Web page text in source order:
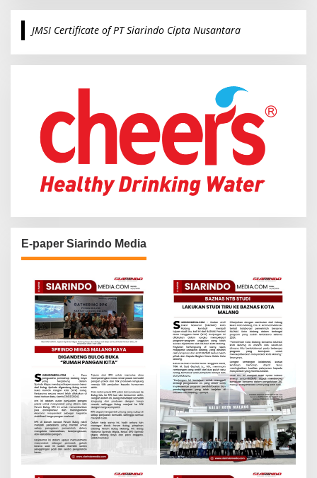
r
c
o
JMSI Certificate of PT Siarindo Cipta Nusantara
E-paper Siarindo Media